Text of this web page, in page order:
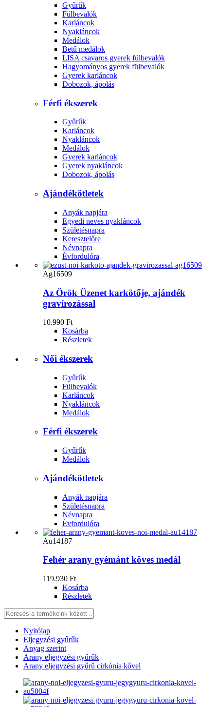
Gyűrűk
Fülbevalók
Karláncok
Nyakláncok
Medálok
Betű medálok
LISA csavaros gyerek fülbevalók
Hagyományos gyerek fülbevalók
Gyerek karláncok
Dobozok, ápolás
Férfi ékszerek
Gyűrűk
Karláncok
Nyakláncok
Medálok
Gyerek karláncok
Gyerek nyakláncok
Dobozok, ápolás
Ajándékötletek
Anyák napjára
Egyedi neves nyakláncok
Születésnapra
Keresztelőre
Névnapra
Évfordulóra
Ag16509
Az Örök Üzenet karkötője, ajándék
gravírozással
10.990 Ft
Kosárba
Részletek
Női ékszerek
Gyűrűk
Fülbevalók
Karláncok
Nyakláncok
Medálok
Férfi ékszerek
Gyűrűk
Medálok
Ajándékötletek
Anyák napjára
Születésnapra
Névnapra
Évfordulóra
Au14187
Fehér arany gyémánt köves medál
119.930 Ft
Kosárba
Részletek
Nyitólap
Eljegyzési gyűrűk
Anyag szerint
Arany eljegyzési gyűrűk
Arany eljegyzési gyűrű cirkónia kővel